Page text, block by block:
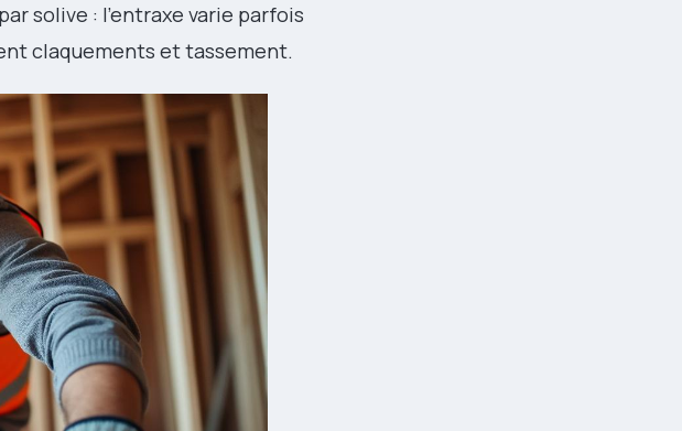
solive : l’entraxe varie parfois
claquements et tassement.